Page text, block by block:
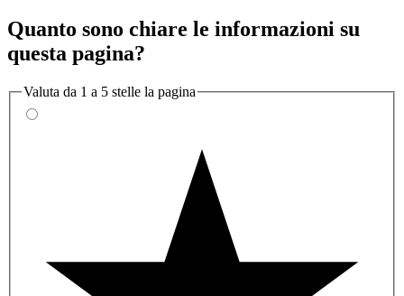
Quanto sono chiare le informazioni su
questa pagina?
Valuta da 1 a 5 stelle la pagina